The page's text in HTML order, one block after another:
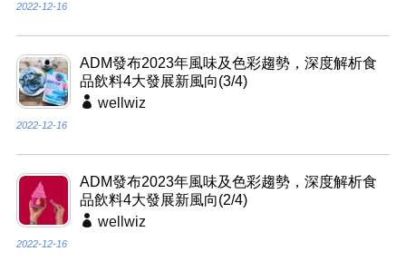
2022-12-16
ADM發布2023年風味及色彩趨勢，深度解析食
品飲料4大發展新風向(3/4)
wellwiz
2022-12-16
ADM發布2023年風味及色彩趨勢，深度解析食
品飲料4大發展新風向(2/4)
wellwiz
2022-12-16